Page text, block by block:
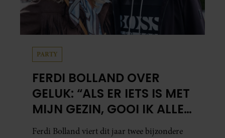
PARTY
FERDI BOLLAND OVER
GELUK: “ALS ER IETS IS MET
MIJN GEZIN, GOOI IK ALLES
UIT MIJN AGENDA”
Ferdi Bolland viert dit jaar twee bijzondere